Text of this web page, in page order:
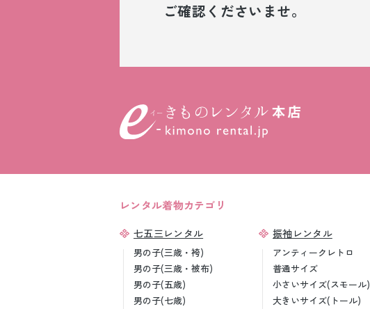
ご確認くださいませ。
レンタル着物カテゴリ
七五三レンタル
男の子(三歳・袴)
男の子(三歳・被布)
男の子(五歳)
男の子(七歳)
振袖レンタル
アンティークレトロ
普通サイズ
小さいサイズ(スモール)
大きいサイズ(トール)